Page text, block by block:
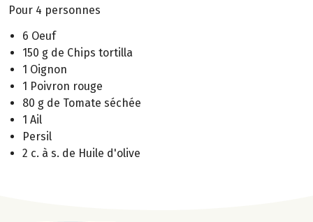
Pour 4 personnes
6 Oeuf
150 g de Chips tortilla
1 Oignon
1 Poivron rouge
80 g de Tomate séchée
1 Ail
Persil
2 c. à s. de Huile d'olive